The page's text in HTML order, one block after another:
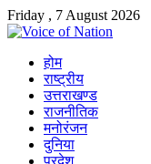
Friday , 7 August 2026
होम
राष्ट्रीय
उत्तराखण्ड
राजनीतिक
मनोरंजन
दुनिया
प्रदेश